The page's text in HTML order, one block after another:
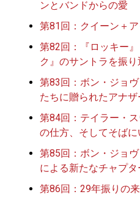
ンとバンドからの愛
第81回：クイーン＋
第82回：『ロッキー
ク』のサントラを振り
第83回：ボン・ジョ
たちに贈られたアナ
第84回：テイラー・
の仕方、そしてそば
第85回：ボン・ジョ
による新たなチャプタ
第86回：29年振りの